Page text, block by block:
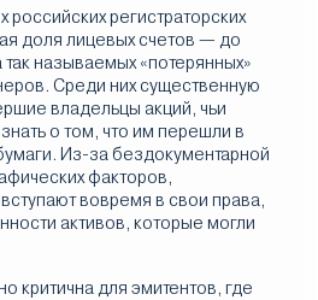
российских регистраторских
доля лицевых счетов — до
называемых «потерянных»
Среди них существенную
владельцы акций, чьи
о том, что им перешли в
Из-за бездокументарной
факторов,
вовремя в свои права,
активов, которые могли
критична для эмитентов, где